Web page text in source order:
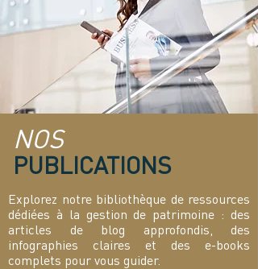
NOS
PUBLICATIONS
Explorez notre bibliothèque de ressources
dédiées à la gestion de patrimoine : des
articles de blog approfondis, des
infographies claires et des e-books
complets pour vous guider.